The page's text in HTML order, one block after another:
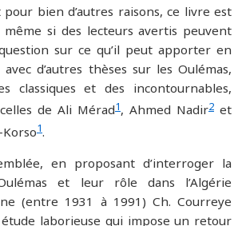
bien d’autres raisons, ce livre est
si des lecteurs avertis peuvent
sur ce qu’il peut apporter en
d’autres thèses sur les Oulémas,
classiques et des incontournables,
de Ali Mérad1, Ahmed Nadir2 et
1.
en proposant d’interroger la
et leur rôle dans l’Algérie
(entre 1931 à 1991) Ch. Courreye
laborieuse qui impose un retour